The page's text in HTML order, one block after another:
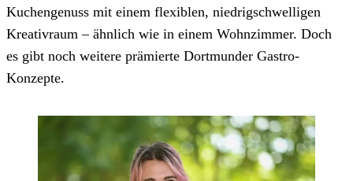
Kuchengenuss mit einem flexiblen, niedrigschwelligen
Kreativraum – ähnlich wie in einem Wohnzimmer. Doch
es gibt noch weitere prämierte Dortmunder Gastro-
Konzepte.